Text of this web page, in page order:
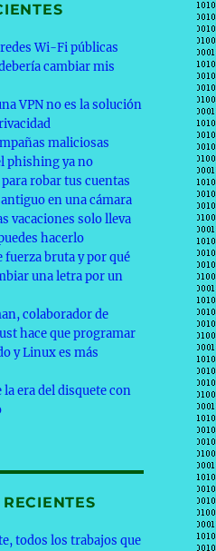
Wi-Fi públicas
cambiar mis
VPN no es la solución
maliciosas
phishing ya no
robar tus cuentas
en una cámara
vacaciones solo lleva
hacerlo
fuerza bruta y por qué
una letra por un
colaborador de
hace que programar
y Linux es más
era del disquete con
todos los trabajos que